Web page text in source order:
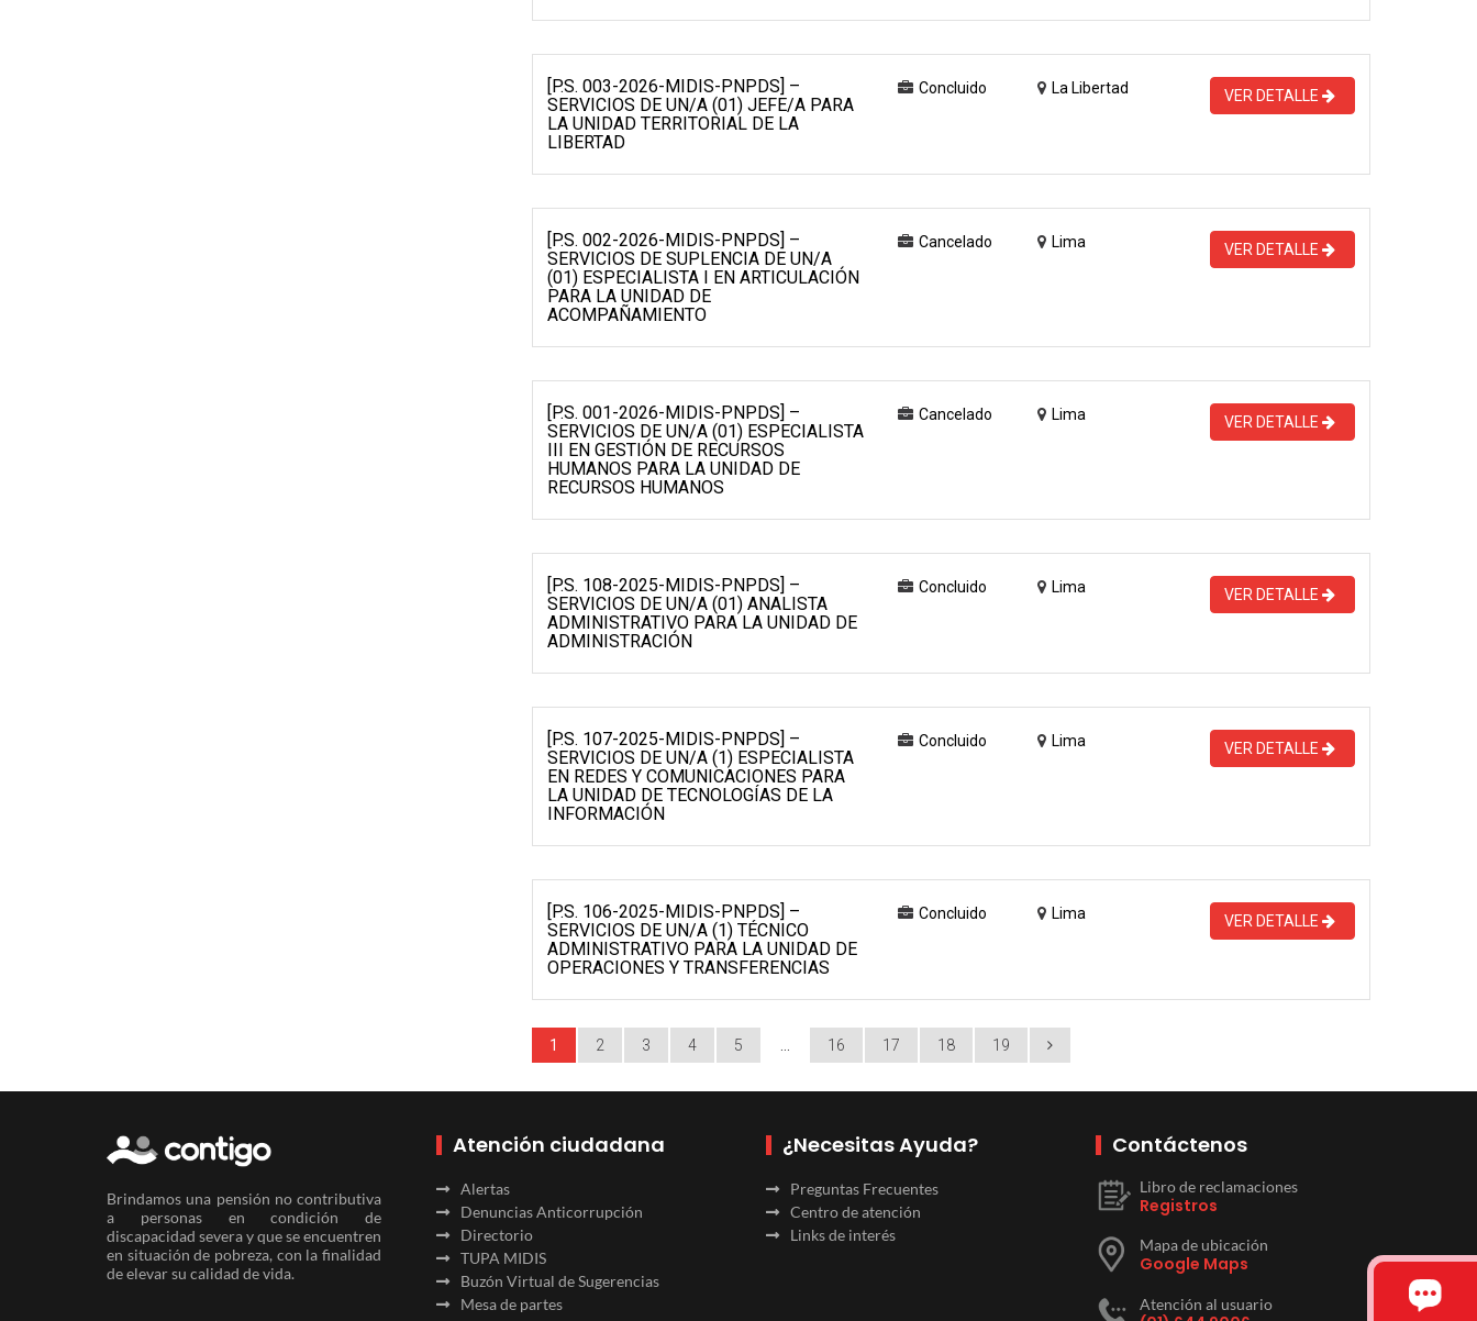
[P.S. 003-2026-MIDIS-PNPDS] –
SERVICIOS DE UN/A (01) JEFE/A PARA
LA UNIDAD TERRITORIAL DE LA
LIBERTAD
Concluido La Libertad VER DETALLE
[P.S. 002-2026-MIDIS-PNPDS] –
SERVICIOS DE SUPLENCIA DE UN/A
(01) ESPECIALISTA I EN ARTICULACIÓN
PARA LA UNIDAD DE
ACOMPAÑAMIENTO
Cancelado Lima VER DETALLE
[P.S. 001-2026-MIDIS-PNPDS] –
SERVICIOS DE UN/A (01) ESPECIALISTA
III EN GESTIÓN DE RECURSOS
HUMANOS PARA LA UNIDAD DE
RECURSOS HUMANOS
Cancelado Lima VER DETALLE
[P.S. 108-2025-MIDIS-PNPDS] –
SERVICIOS DE UN/A (01) ANALISTA
ADMINISTRATIVO PARA LA UNIDAD DE
ADMINISTRACIÓN
Concluido Lima VER DETALLE
[P.S. 107-2025-MIDIS-PNPDS] –
SERVICIOS DE UN/A (1) ESPECIALISTA
EN REDES Y COMUNICACIONES PARA
LA UNIDAD DE TECNOLOGÍAS DE LA
INFORMACIÓN
Concluido Lima VER DETALLE
[P.S. 106-2025-MIDIS-PNPDS] –
SERVICIOS DE UN/A (1) TÉCNICO
ADMINISTRATIVO PARA LA UNIDAD DE
OPERACIONES Y TRANSFERENCIAS
Concluido Lima VER DETALLE
1 2 3 4 5 16 17 18 19
Brindamos una pensión no contributiva
a personas en condición de
discapacidad severa y que se encuentren
en situación de pobreza, con la finalidad
de elevar su calidad de vida.
Atención ciudadana
Alertas
Denuncias Anticorrupción
Directorio
TUPA MIDIS
Buzón Virtual de Sugerencias
Mesa de partes
¿Necesitas Ayuda?
Preguntas Frecuentes
Centro de atención
Links de interés
Contáctenos
Libro de reclamaciones
Registros
Mapa de ubicación
Google Maps
Atención al usuario